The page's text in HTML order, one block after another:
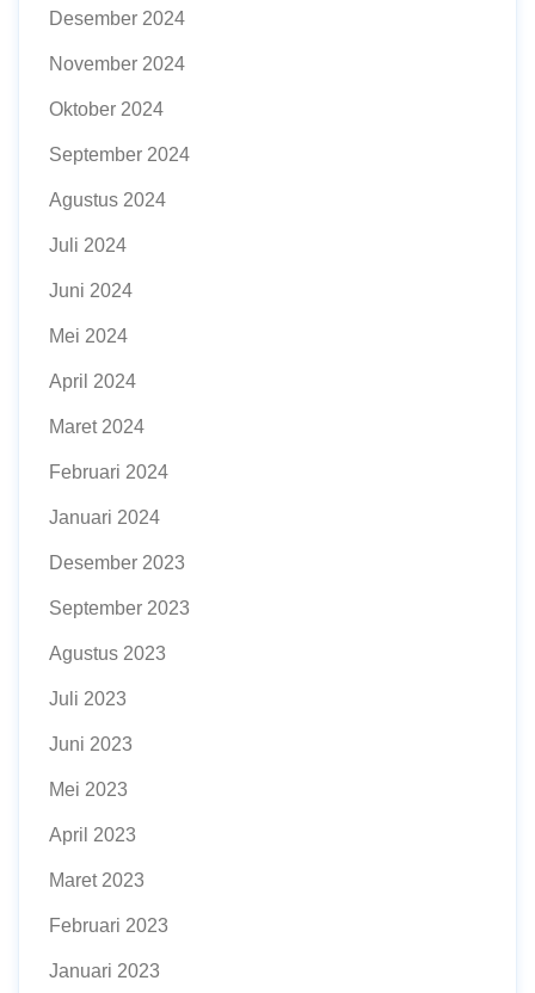
Desember 2024
November 2024
Oktober 2024
September 2024
Agustus 2024
Juli 2024
Juni 2024
Mei 2024
April 2024
Maret 2024
Februari 2024
Januari 2024
Desember 2023
September 2023
Agustus 2023
Juli 2023
Juni 2023
Mei 2023
April 2023
Maret 2023
Februari 2023
Januari 2023